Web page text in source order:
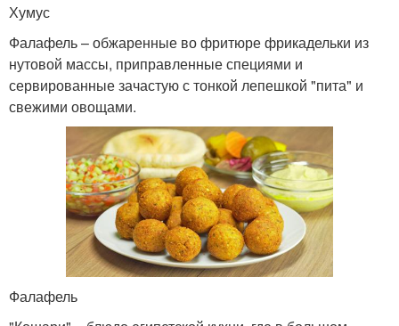
Хумус
Фалафель – обжаренные во фритюре фрикадельки из
нутовой массы, приправленные специями и
сервированные зачастую с тонкой лепешкой "пита" и
свежими овощами.
Фалафель